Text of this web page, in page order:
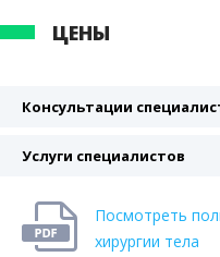
ЦЕНЫ
Консультации
Услуги специалистов
Посмотреть
хирургии тела